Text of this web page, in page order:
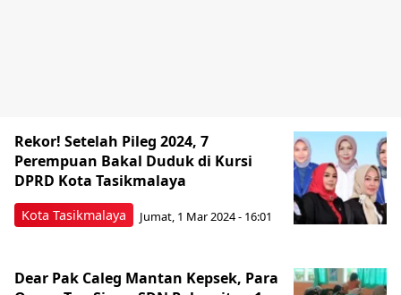
Kota Tasikmalaya
Rekor! Setelah Pileg 2024, 7
Perempuan Bakal Duduk di Kursi
DPRD Kota Tasikmalaya
Jumat, 1 Mar 2024 - 16:01
Dear Pak Caleg Mantan Kepsek, Para